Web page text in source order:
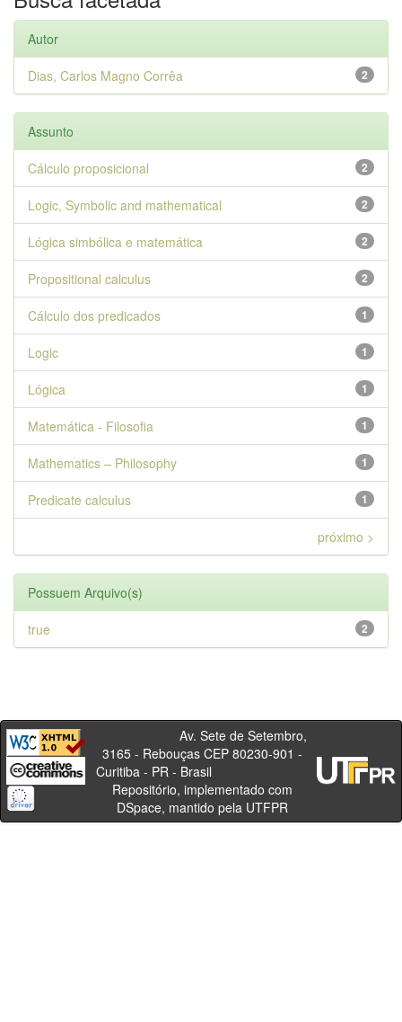
Autor
2
Dias, Carlos Magno Corrêa
Assunto
2
Cálculo proposicional
2
Logic, Symbolic and mathematical
2
Lógica simbólica e matemática
2
Propositional calculus
1
Cálculo dos predicados
1
Logic
1
Lógica
1
Matemática - Filosofia
1
Mathematics – Philosophy
1
Predicate calculus
próximo >
Possuem Arquivo(s)
2
true
Av. Sete de Setembro,
3165 - Rebouças CEP 80230-901 -
Curitiba - PR - Brasil
Repositório, implementado com
DSpace, mantido pela UTFPR